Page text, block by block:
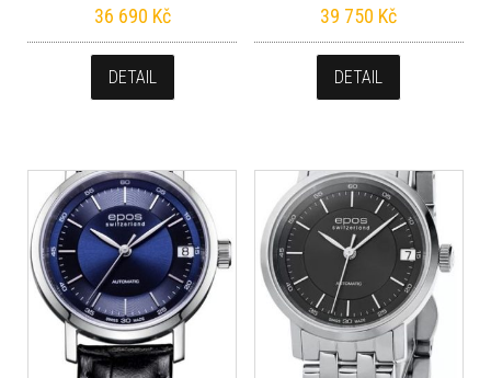
36 690 Kč
DETAIL
39 750 Kč
DETAIL